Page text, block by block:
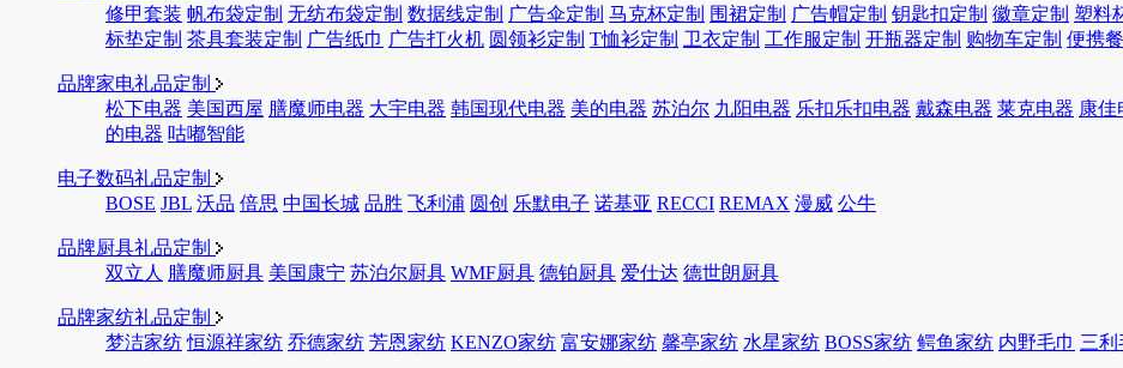
修甲套装 帆布袋定制 无纺布袋定制 数据线定制 广告伞定制 马克杯定制 围裙定制 广告帽定制 钥匙扣定制 徽章定制 塑料
标垫定制 茶具套装定制 广告纸巾 广告打火机 圆领衫定制 T恤衫定制 卫衣定制 工作服定制 开瓶器定制 购物车定制 便携
品牌家电礼品定制
松下电器 美国西屋 膳魔师电器 大宇电器 韩国现代电器 美的电器 苏泊尔 九阳电器 乐扣乐扣电器 戴森电器 莱克电器 康佳
的电器 咕嘟智能
电子数码礼品定制
BOSE JBL 沃品 倍思 中国长城 品胜 飞利浦 圆创 乐默电子 诺基亚 RECCI REMAX 漫威 公牛
品牌厨具礼品定制
双立人 膳魔师厨具 美国康宁 苏泊尔厨具 WMF厨具 德铂厨具 爱仕达 德世朗厨具
品牌家纺礼品定制
梦洁家纺 恒源祥家纺 乔德家纺 芳恩家纺 KENZO家纺 富安娜家纺 馨亭家纺 水星家纺 BOSS家纺 鳄鱼家纺 内野毛巾 三利